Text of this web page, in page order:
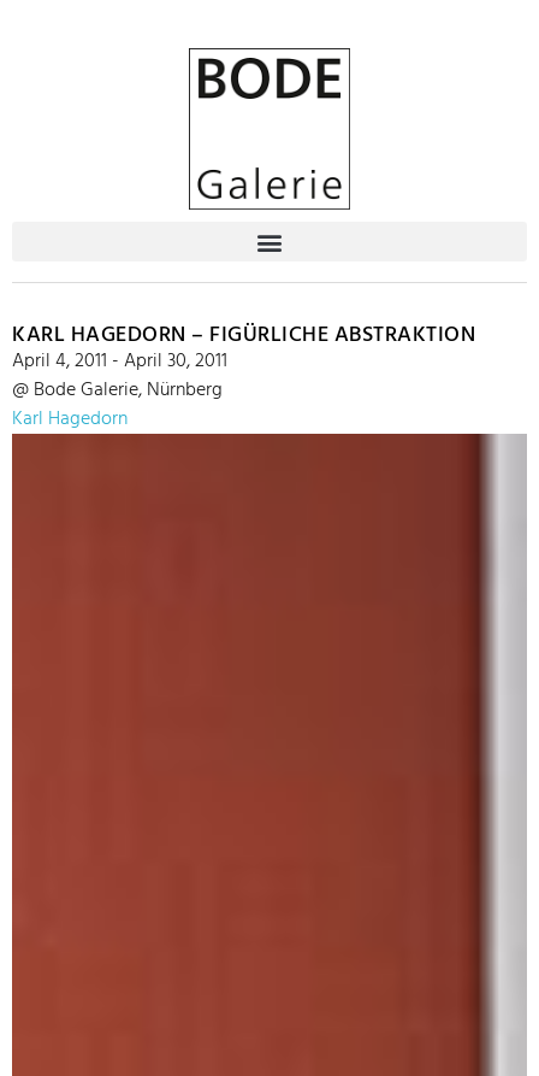
KARL HAGEDORN – FIGÜRLICHE ABSTRAKTION
April 4, 2011 - April 30, 2011
@ Bode Galerie, Nürnberg
Karl Hagedorn